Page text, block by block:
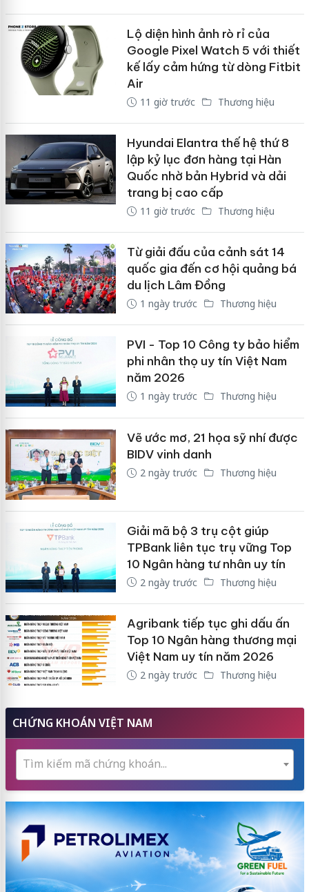
Lộ diện hình ảnh rò rỉ của
Google Pixel Watch 5 với thiết
kế lấy cảm hứng từ dòng Fitbit
Air
11 giờ trước Thương hiệu
Hyundai Elantra thế hệ thứ 8
lập kỷ lục đơn hàng tại Hàn
Quốc nhờ bản Hybrid và dải
trang bị cao cấp
11 giờ trước Thương hiệu
Từ giải đấu của cảnh sát 14
quốc gia đến cơ hội quảng bá
du lịch Lâm Đồng
1 ngày trước Thương hiệu
PVI - Top 10 Công ty bảo hiểm
phi nhân thọ uy tín Việt Nam
năm 2026
1 ngày trước Thương hiệu
Vẽ ước mơ, 21 họa sỹ nhí được
BIDV vinh danh
2 ngày trước Thương hiệu
Giải mã bộ 3 trụ cột giúp
TPBank liên tục trụ vững Top
10 Ngân hàng tư nhân uy tín
2 ngày trước Thương hiệu
Agribank tiếp tục ghi dấu ấn
Top 10 Ngân hàng thương mại
Việt Nam uy tín năm 2026
2 ngày trước Thương hiệu
CHỨNG KHOÁN VIỆT NAM
Tìm kiếm mã chứng khoán...